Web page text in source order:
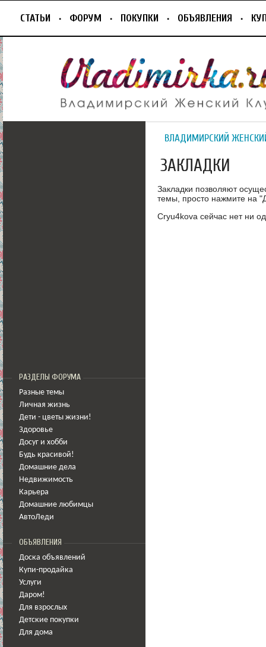
СТАТЬИ ФОРУМ ПОКУПКИ ОБЪЯВЛЕНИЯ
РАЗДЕЛЫ ФОРУМА
Разные темы
Личная жизнь
Дети - цветы жизни!
Здоровье
Досуг и хобби
Будь красивой!
Домашние дела
Недвижимость
Карьера
Домашние любимцы
АвтоЛеди
ОБЪЯВЛЕНИЯ
Доска объявлений
Купи-продайка
Услуги
Даром!
Для взрослых
Детские покупки
Для дома
ВЛАДИМИРСКИЙ
ЗАКЛАДКИ
Закладки позволяют
темы, просто нажмите на
Сryu4kova сейчас нет ни